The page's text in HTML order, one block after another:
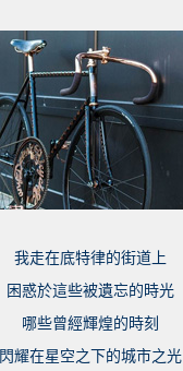
我走在底特律的街道上
困惑於這些被遺忘的時光
哪些曾經輝煌的時刻
閃耀在星空之下的城市之光